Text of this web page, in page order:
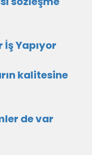
İş Yapıyor
kalitesine
de var